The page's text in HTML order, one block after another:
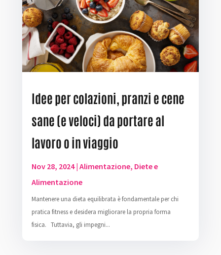
Idee per colazioni, pranzi e cene
sane (e veloci) da portare al
lavoro o in viaggio
Nov 28, 2024| Alimentazione, Diete e
Alimentazione
Mantenere una dieta equilibrata è fondamentale per chi
pratica fitness e desidera migliorare la propria forma
fisica. Tuttavia, gli impegni...